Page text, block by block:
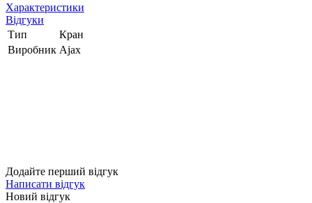
Характеристики
Відгуки
Тип
Кран
Виробник Ajax
Додайте перший відгук
Написати відгук
Новий відгук